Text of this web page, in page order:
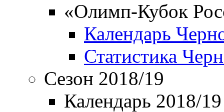
«Олимп-Кубок
Календарь
Статистика
Сезон 2018/19
Календарь 2018/19